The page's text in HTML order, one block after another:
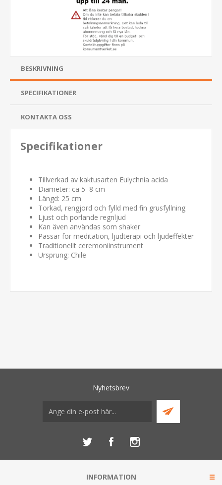
BESKRIVNING
SPECIFIKATIONER
KONTAKTA OSS
Specifikationer
Tillverkad av kaktusarten Eulychnia acida
Diameter: ca 5–8 cm
Längd: 25 cm
Torkad, rengjord och fylld med fin grusfyllning
Ljust och porlande regnljud
Kan även användas som shaker
Passar för meditation, ljudterapi och ljudeffekter
Traditionellt ceremoniinstrument
Ursprung: Chile
Nyhetsbrev
INFORMATION